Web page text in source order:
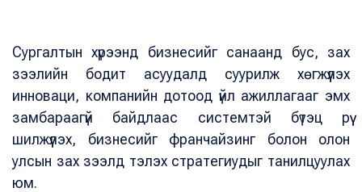
Сургалтын хүрээнд бизнесийг санаанд бус, зах
зээлийн бодит асуудалд суурилж хөгжүүлэх
инноваци, компанийн дотоод үйл ажиллагааг эмх
замбараагүй байдлаас системтэй бүтэц рүү
шилжүүлэх, бизнесийг франчайзинг болон олон
улсын зах зээлд тэлэх стратегиудыг танилцуулах
юм.